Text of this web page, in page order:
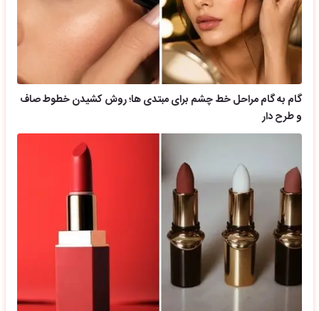
گام به گام مراحل خط چشم برای مبتدی ها؛ روش کشیدن خطوط صاف
و طرح دار